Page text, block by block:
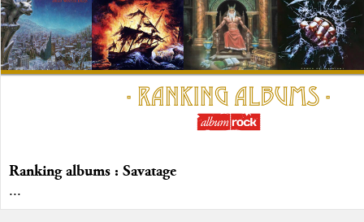
Ranking albums : Savatage
...